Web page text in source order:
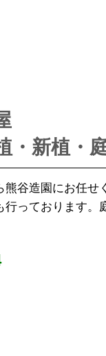
・新植・
谷造園にお任せ
っております